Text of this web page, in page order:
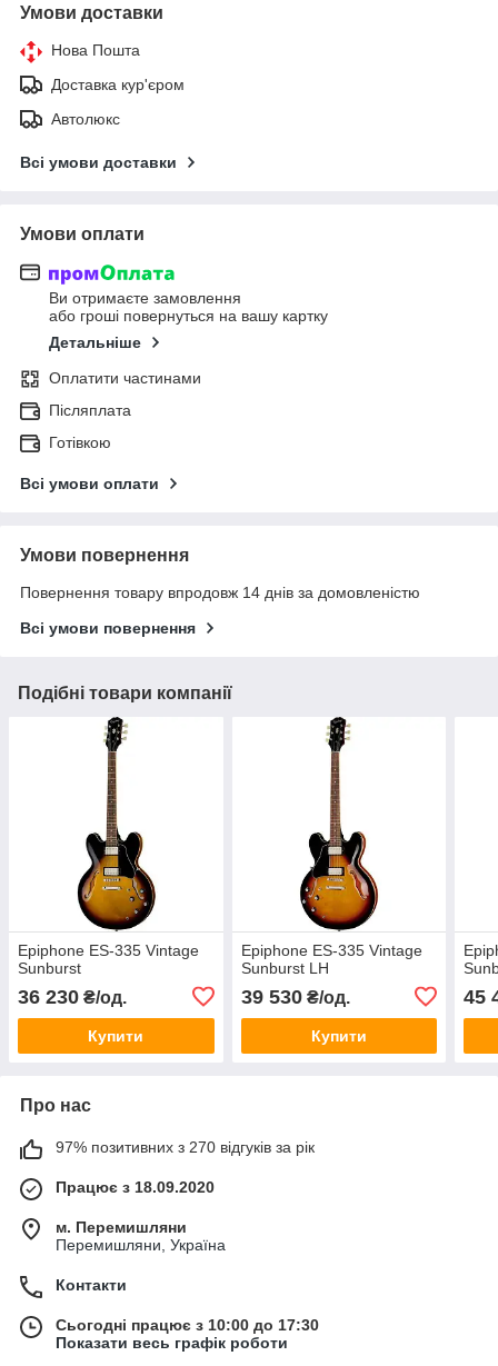
Умови доставки
Нова Пошта
Доставка кур'єром
Автолюкс
Всі умови доставки
Умови оплати
Ви отримаєте замовлення
або гроші повернуться на вашу картку
Детальніше
Оплатити частинами
Післяплата
Готівкою
Всі умови оплати
Умови повернення
Повернення товару впродовж 14 днів за домовленістю
Всі умови повернення
Подібні товари компанії
Epiphone ES-335 Vintage
Sunburst
36 230 ₴/од.
Купити
Epiphone ES-335 Vintage
Sunburst LH
39 530₴/од.
Купити
45
Про нас
97% позитивних з 270 відгуків за рік
Працює з 18.09.2020
м. Перемишляни
Перемишляни, Україна
Контакти
Сьогодні працює з 10:00 до 17:30
Показати весь графік роботи